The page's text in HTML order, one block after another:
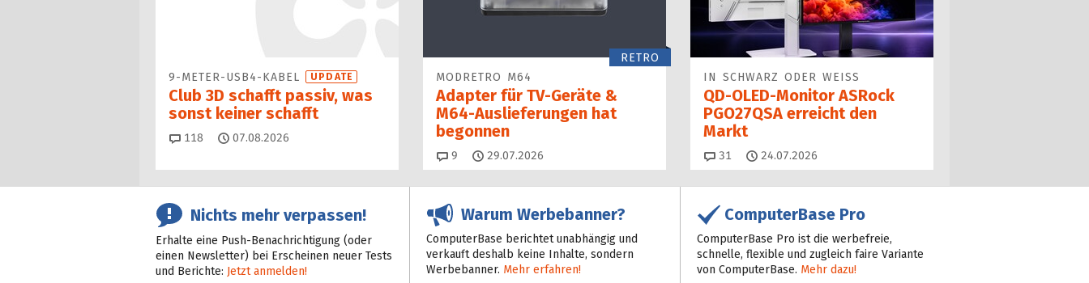
9-METER-USB4-KABEL UPDATE
Club 3D schafft passiv, was
sonst keiner schafft
118 Kommentare
07.08.2026
RETRO
MODRETRO M64
Adapter für TV-Geräte &
M64-Auslieferungen hat
begon­nen
9 Kommentare
29.07.2026
IN SCHWARZ ODER WEISS
QD-OLED-Monitor ASRock
PGO27QSA erreicht den
Markt
31 Kommentare
24.07.2026
Nichts mehr verpassen!
Erhalte eine Push-Benachrichtigung (oder
einen Newsletter) bei Erscheinen neuer Tests
und Berichte: Jetzt anmelden!
Warum Werbebanner?
ComputerBase berichtet unabhängig und
verkauft deshalb keine Inhalte, sondern
Werbebanner. Mehr erfahren!
ComputerBase Pro
ComputerBase Pro ist die werbefreie,
schnelle, flexible und zugleich faire Variante
von ComputerBase. Mehr dazu!